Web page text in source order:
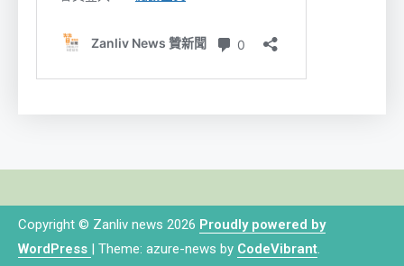
Copyright © Zanliv news 2026 Proudly powered by
WordPress | Theme: azure-news by CodeVibrant.